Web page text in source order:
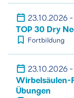
23.10.2026
TOP 30 Dry
Fortbildung
23.10.2026
Wirbelsäulen-
Übungen